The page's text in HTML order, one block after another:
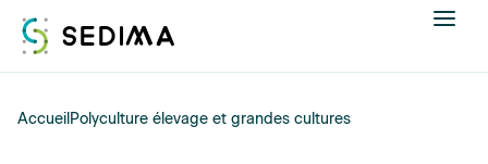
Nous connaître
Accueil Polyculture élevage et grandes cultures